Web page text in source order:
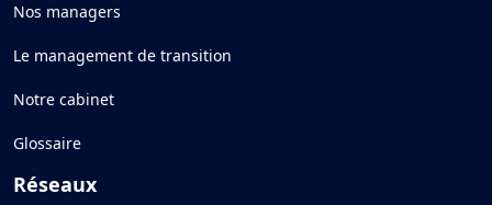
Nos managers
Le management de transition
Notre cabinet
Glossaire
Réseaux